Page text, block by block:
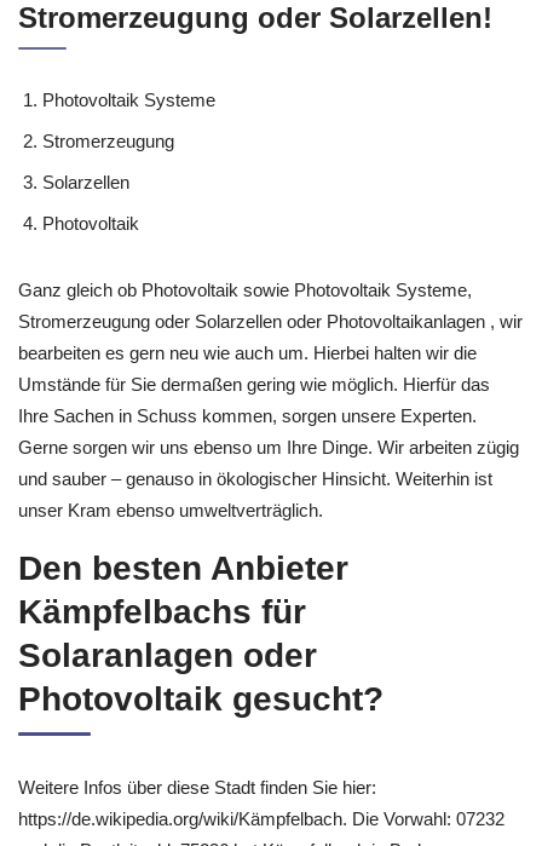
Stromerzeugung oder Solarzellen!
Photovoltaik Systeme
Stromerzeugung
Solarzellen
Photovoltaik
Ganz gleich ob Photovoltaik sowie Photovoltaik Systeme,
Stromerzeugung oder Solarzellen oder Photovoltaikanlagen , wir
bearbeiten es gern neu wie auch um. Hierbei halten wir die
Umstände für Sie dermaßen gering wie möglich. Hierfür das
Ihre Sachen in Schuss kommen, sorgen unsere Experten.
Gerne sorgen wir uns ebenso um Ihre Dinge. Wir arbeiten zügig
und sauber – genauso in ökologischer Hinsicht. Weiterhin ist
unser Kram ebenso umweltverträglich.
Den besten Anbieter
Kämpfelbachs für
Solaranlagen oder
Photovoltaik gesucht?
Weitere Infos über diese Stadt finden Sie hier:
https://de.wikipedia.org/wiki/Kämpfelbach. Die Vorwahl: 07232